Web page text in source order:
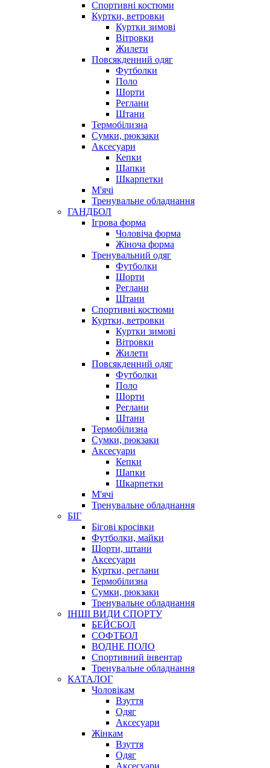
Спортивні костюми
Куртки, ветровки
Куртки зимові
Вітровки
Жилети
Повсякденний одяг
Футболки
Поло
Шорти
Реглани
Штани
Термобілизна
Сумки, рюкзаки
Аксесуари
Кепки
Шапки
Шкарпетки
М'ячі
Тренувальне обладнання
ГАНДБОЛ
Ігрова форма
Чоловіча форма
Жіноча форма
Тренувальний одяг
Футболки
Шорти
Реглани
Штани
Спортивні костюми
Куртки, ветровки
Куртки зимові
Вітровки
Жилети
Повсякденний одяг
Футболки
Поло
Шорти
Реглани
Штани
Термобілизна
Сумки, рюкзаки
Аксесуари
Кепки
Шапки
Шкарпетки
М'ячі
Тренувальне обладнання
БІГ
Бігові кросівки
Футболки, майки
Шорти, штани
Аксесуари
Куртки, реглани
Термобілизна
Сумки, рюкзаки
Тренувальне обладнання
ІНШІ ВИДИ СПОРТУ
БЕЙСБОЛ
СОФТБОЛ
ВОДНЕ ПОЛО
Спортивний інвентар
Тренувальне обладнання
КАТАЛОГ
Чоловікам
Взуття
Одяг
Аксесуари
Жінкам
Взуття
Одяг
Аксесуари